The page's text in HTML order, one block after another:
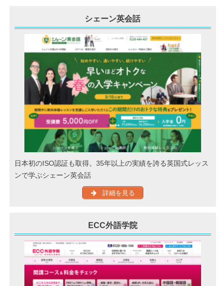
シェーン英会話
日本初のISO認証も取得。35年以上の実績を誇る英国式レッス
ンで学ぶシェーン英会話
詳細を見る
ECC外語学院